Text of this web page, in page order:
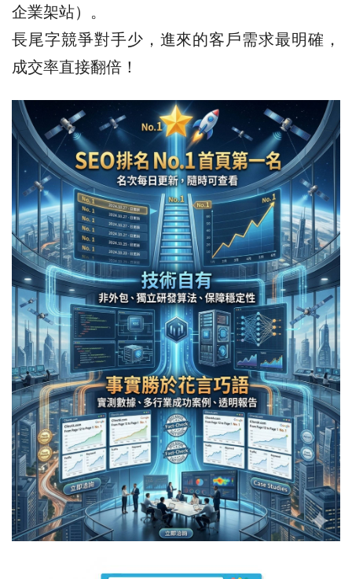
企業架站）。
長尾字競爭對手少，進來的客戶需求最明確，
成交率直接翻倍！